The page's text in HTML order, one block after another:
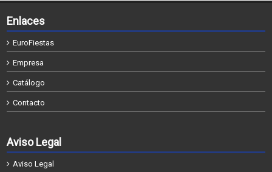
Enlaces
EuroFiestas
Empresa
Catálogo
Contacto
Aviso Legal
Aviso Legal